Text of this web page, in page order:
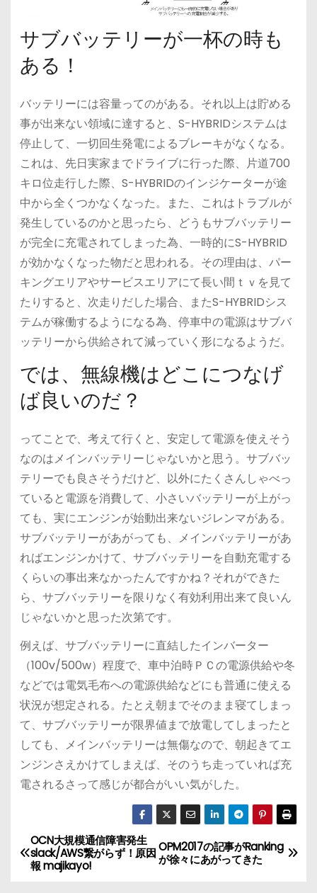
サブバッテリーが一杯の時も
ある！
バッテリーには容量ってのがある。それ以上は貯める
事が出来ない領域に達すると、S-HYBRIDシステムは
停止して、一切回生発電によるブレーキがなくなる。
これは、先日実家までドライブに行った際、片道700
キロ位走行した際、S-HYBRIDのインジケーターが途
中から全くつかなくなった。また、これはトラブルが
発生しているのかと思ったら、どうもサブバッテリー
が完全に充電されてしまった為、一時的にS-HYBRID
が効かなくなった物だと思われる。その理由は、パー
キングエリアやサービスエリアにて長い間ｔｖを見て
たりすると、次走りだした場合、またS-HYBRIDシス
テムが稼働するようになる為、停車中の電源はサブバ
ッテリーから供給されて減っていく形になるようだ。
では、無線機はどこにつなげ
ば良いのだ？
ってことで、考えて行くと、安定して電源を使えそう
なのはメインバッテリーじゃないかと思う。サブバッ
テリーでも良さそうだけど、以外にたくさんしゃべっ
ていると電源を消費して、小さいバッテリーが上がっ
ても、実にエンジンが始動出来ないジレンマがある。
サブバッテリーがあがっても、メインバッテリーがあ
ればエンジンかけて、サブバッテリーを自動充電する
くらいの事出来なかったんですかね？それができた
ら、サブバッテリーを限りなく有効利用出来て良いん
じゃないかと思った次第です。
例えば、サブバッテリーに直結したインバーター
（100v/500w）程度で、車中泊時ＰＣの電源供給や冬
などでは電気毛布への電源供給などにも普通に使える
状況が想定される。たとえ朝までそのまま寝てしまっ
て、サブバッテリーが限界値まで放電してしまったと
しても、メインバッテリーは無傷なので、朝起きてエ
ンジンさえかけてしまえば、そのうち走っていれば充
電されるさって感じが都合がいい気がした。
投
稿
OPM2017の記事がRanking
が徐々にあがってきた
OCN大規模通信障害発生
slack/AWS繋がらず！原因
報 majikayo!